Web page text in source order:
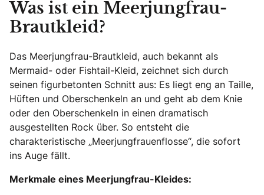
Was ist ein Meerjungfrau-
Brautkleid?
Das Meerjungfrau-Brautkleid, auch bekannt als
Mermaid- oder Fishtail-Kleid, zeichnet sich durch
seinen figurbetonten Schnitt aus: Es liegt eng an Taille,
Hüften und Oberschenkeln an und geht ab dem Knie
oder den Oberschenkeln in einen dramatisch
ausgestellten Rock über. So entsteht die
charakteristische „Meerjungfrauenflosse“, die sofort
ins Auge fällt.
Merkmale eines Meerjungfrau-Kleides: